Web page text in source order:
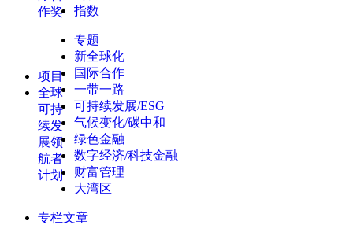
作奖
项目
全球
可持
续发
展领
航者
计划
指数
专题
新全球化
国际合作
一带一路
可持续发展/ESG
气候变化/碳中和
绿色金融
数字经济/科技金融
财富管理
大湾区
专栏文章